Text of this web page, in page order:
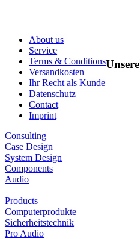
About us
Service
Terms & Conditions
Versandkosten
Ihr Recht als Kunde
Datenschutz
Contact
Imprint
Consulting
Case Design
System Design
Components
Audio
Products
Computerprodukte
Sicherheitstechnik
Pro Audio